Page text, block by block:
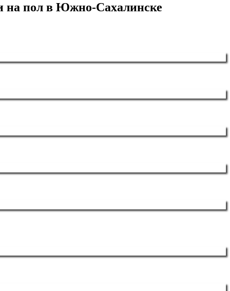
на пол в Южно-Сахалинске